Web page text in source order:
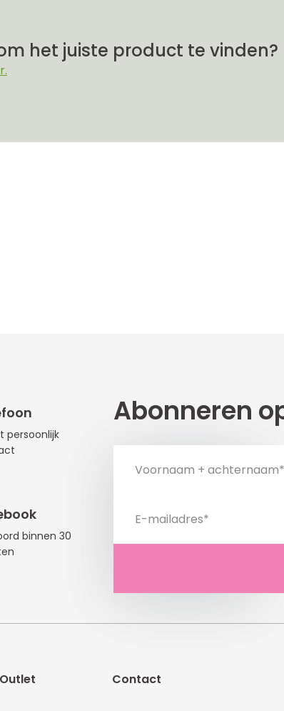
het juiste product te vinden?
persoonlijk
binnen 30
Abonneren
Contact